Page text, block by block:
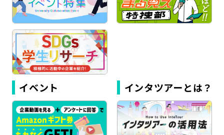
イベント インタツアーとは？